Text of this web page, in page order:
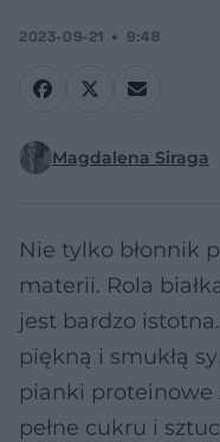
2023-09-21 9:48
Magdalena Siraga
Nie tylko błonnik
materii. Rola
jest bardzo
piękną i smukłą
pianki proteinowe
pełne cukru i